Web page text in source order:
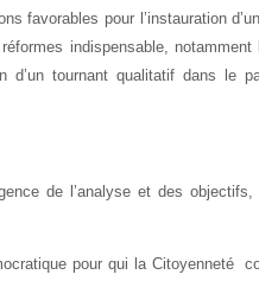
favorables pour l’instauration
indispensable,
d’un tournant qualitatif dans
de l’analyse et des
pour qui la Citoyenneté